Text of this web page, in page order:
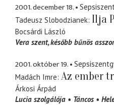
2001. december 18.
Tadeusz Slobodzianek Ilja
Bocsárdi László
Vera szent később bűnös
2001. október 19.
Madách Imre Az ember
Árkosi Árpád
Lucia szolgálója
Táncos